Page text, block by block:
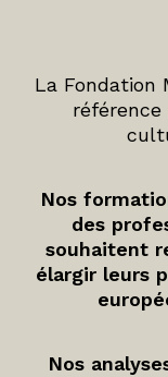
La Fondation
Nos
des
souhaitent
élargir leurs
Nos